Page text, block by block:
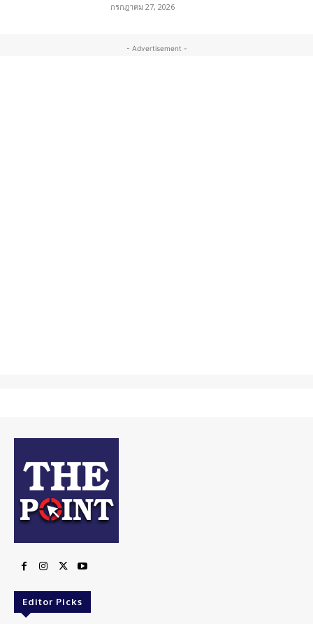
กรกฎาคม 27, 2026
- Advertisement -
Editor Picks